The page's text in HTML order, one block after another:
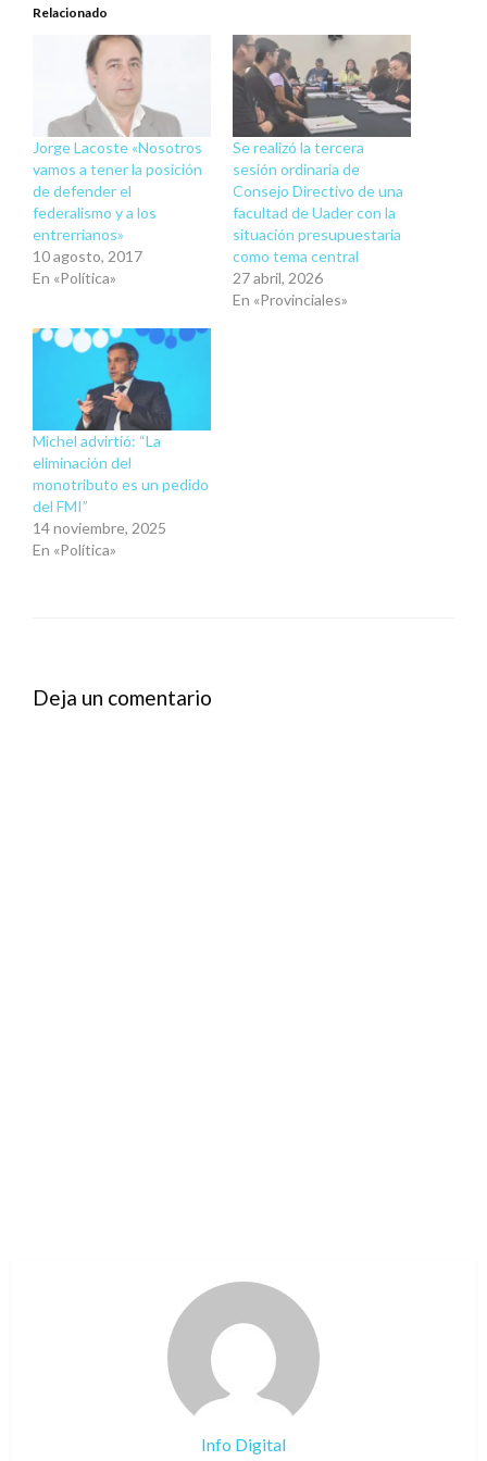
Relacionado
Jorge Lacoste «Nosotros
vamos a tener la posición
de defender el
federalismo y a los
entrerrianos»
10 agosto, 2017
En «Política»
Se realizó la tercera
sesión ordinaria de
Consejo Directivo de una
facultad de Uader con la
situación presupuestaria
como tema central
27 abril, 2026
En «Provinciales»
Michel advirtió: “La
eliminación del
monotributo es un pedido
del FMI”
14 noviembre, 2025
En «Política»
Deja un comentario
Info Digital